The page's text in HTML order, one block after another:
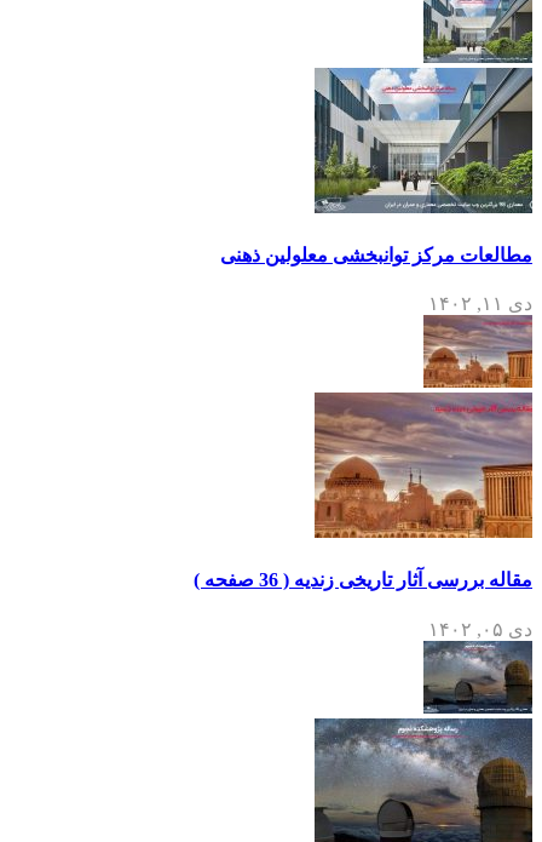
مطالعات مرکز توانبخشی معلولین ذهنی
دی ۱۱, ۱۴۰۲
مقاله بررسی آثار تاریخی زندیه ( 36 صفحه )
دی ۰۵, ۱۴۰۲